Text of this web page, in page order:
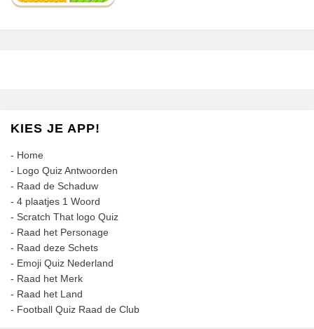
KIES JE APP!
- Home
- Logo Quiz Antwoorden
- Raad de Schaduw
- 4 plaatjes 1 Woord
- Scratch That logo Quiz
- Raad het Personage
- Raad deze Schets
- Emoji Quiz Nederland
- Raad het Merk
- Raad het Land
- Football Quiz Raad de Club